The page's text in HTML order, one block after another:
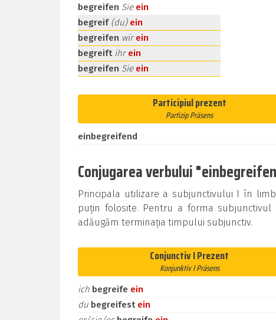
begreifen Sie ein
begreif (du) ein
begreifen wirein
begreift ihrein
begreifen Sie ein
Participiul prezent
Partizip Präsens
einbegreifend
Conjugarea verbului
Principala utilizare a subjunctivului I în
puțin folosite. Pentru a forma
adăugăm terminația timpului subjunctiv.
Conjunctiv I Prezent
Konjunktiv I Präsens
ich begreife ein
du begreifest ein